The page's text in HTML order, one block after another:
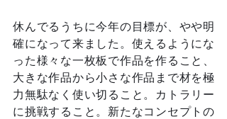
休んでるうちに今年の目標が、やや明
確になって来ました。使えるようにな
った様々な一枚板で作品を作ること、
大きな作品から小さな作品まで材を極
力無駄なく使い切ること。カトラリー
に挑戦すること。新たなコンセプトの